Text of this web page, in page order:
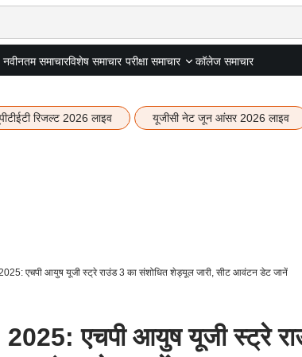
नवीनतम समाचारविशेष समाचार परीक्षा समाचार कॉलेज समाचार
रिजल्ट 2026 लाइव यूजीसी नेट जून आंसर 2026 लाइव
एचपी आयुष यूजी स्ट्रे राउंड 3 का संशोधित शेड्यूल जारी, सीट आवंटन डेट जानें
एचपी आयुष यूजी स्ट्रे